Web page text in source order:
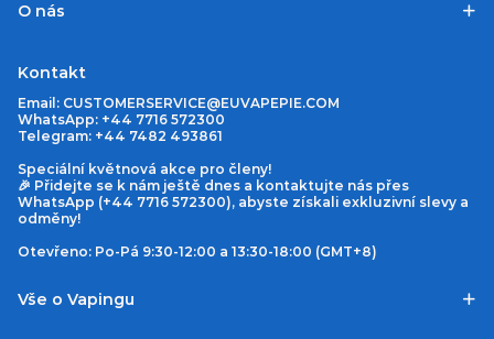
O nás
Kontakt
Email: CUSTOMERSERVICE@EUVAPEPIE.COM
WhatsApp: +44 7716 572300
Telegram: +44 7482 493861
Speciální květnová akce pro členy!
🎉 Přidejte se k nám ještě dnes a kontaktujte nás přes
WhatsApp (+44 7716 572300), abyste získali exkluzivní slevy a
odměny!
Otevřeno: Po-Pá 9:30-12:00 a 13:30-18:00 (GMT+8)
Vše o Vapingu